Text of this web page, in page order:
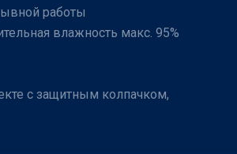
работы
влажность макс. 95%
с защитным колпачком,